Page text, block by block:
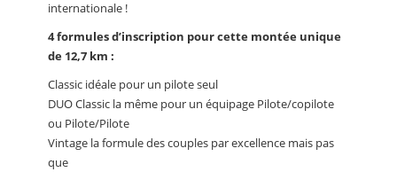
internationale !
4 formules d’inscription pour cette montée unique
de 12,7 km :
Classic idéale pour un pilote seul
DUO Classic la même pour un équipage Pilote/copilote
ou Pilote/Pilote
Vintage la formule des couples par excellence mais pas
que